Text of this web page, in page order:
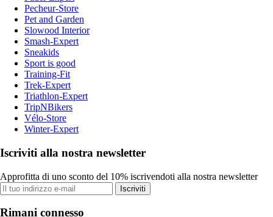
Pecheur-Store
Pet and Garden
Slowood Interior
Smash-Expert
Sneakids
Sport is good
Training-Fit
Trek-Expert
Triathlon-Expert
TripNBikers
Vélo-Store
Winter-Expert
Iscriviti alla nostra newsletter
Approfitta di uno sconto del 10% iscrivendoti alla nostra newsletter
Iscriviti
Rimani connesso